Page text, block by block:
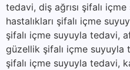
tedavi, diş ağrısı şifalı
hastalıkları şifalı içme
şifalı içme suyuyla tedavi,
güzellik şifalı içme suyuyla
şifalı içme suyuyla tedavi,